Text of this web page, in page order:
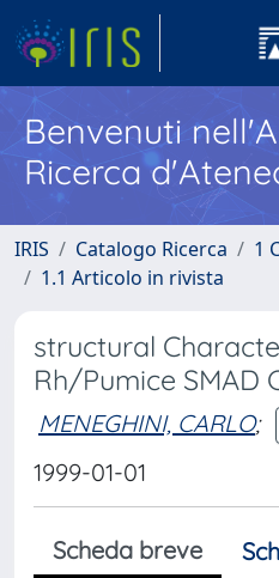
Benvenuti
Ricerca
IRIS Catalogo Ricerca
1
1.1 Articolo in rivista
structural
Rh/Pumice SMAD
MENEGHINI, CARLO;
1999-01-01
Scheda breve